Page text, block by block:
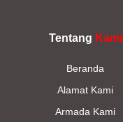
Tentang Kami
Beranda
Alamat Kami
Armada Kami